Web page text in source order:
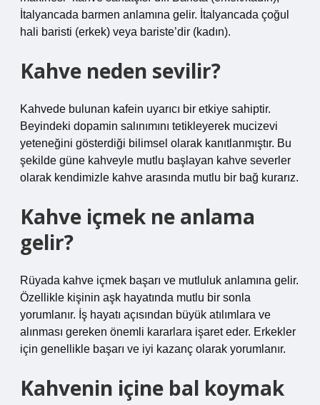
İtalyancada barmen anlamına gelir. İtalyancada çoğul
hali baristi (erkek) veya bariste’dir (kadın).
Kahve neden sevilir?
Kahvede bulunan kafein uyarıcı bir etkiye sahiptir.
Beyindeki dopamin salınımını tetikleyerek mucizevi
yeteneğini gösterdiği bilimsel olarak kanıtlanmıştır. Bu
şekilde güne kahveyle mutlu başlayan kahve severler
olarak kendimizle kahve arasında mutlu bir bağ kurarız.
Kahve içmek ne anlama
gelir?
Rüyada kahve içmek başarı ve mutluluk anlamına gelir.
Özellikle kişinin aşk hayatında mutlu bir sonla
yorumlanır. İş hayatı açısından büyük atılımlara ve
alınması gereken önemli kararlara işaret eder. Erkekler
için genellikle başarı ve iyi kazanç olarak yorumlanır.
Kahvenin içine bal koymak